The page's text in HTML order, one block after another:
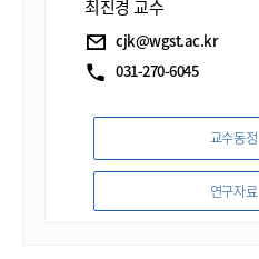
최진경 교수
cjk@wgst.ac.kr
031-270-6045
교수동정
연구자료